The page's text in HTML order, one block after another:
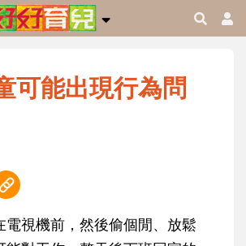
可能出現行為問
電視機前，然後偷個閒、放鬆